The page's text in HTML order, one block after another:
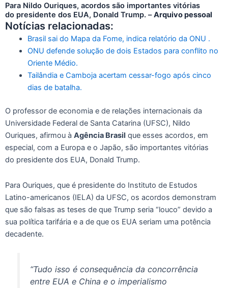
Para Nildo Ouriques, acordos são importantes vitórias
do presidente dos EUA, Donald Trump. –Arquivo pessoal
Notícias relacionadas:
Brasil sai do Mapa da Fome, indica relatório da ONU .
ONU defende solução de dois Estados para conflito no
Oriente Médio.
Tailândia e Camboja acertam cessar-fogo após cinco
dias de batalha.
O professor de economia e de relações internacionais da
Universidade Federal de Santa Catarina (UFSC), Nildo
Ouriques, afirmou à Agência Brasil que esses acordos, em
especial, com a Europa e o Japão, são importantes vitórias
do presidente dos EUA, Donald Trump.
Para Ouriques, que é presidente do Instituto de Estudos
Latino-americanos (IELA) da UFSC, os acordos demonstram
que são falsas as teses de que Trump seria “louco” devido a
sua política tarifária e a de que os EUA seriam uma potência
decadente.
“Tudo isso é consequência da concorrência
entre EUA e China e o imperialismo